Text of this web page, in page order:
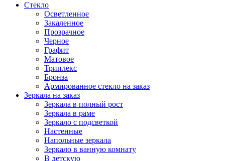
Стекло
Осветленное
Закаленное
Прозрачное
Черное
Графит
Матовое
Триплекс
Бронза
Армированное стекло на заказ
Зеркала на заказ
Зеркала в полный рост
Зеркала в раме
Зеркало с подсветкой
Настенные
Напольные зеркала
Зеркало в ванную комнату
В детскую